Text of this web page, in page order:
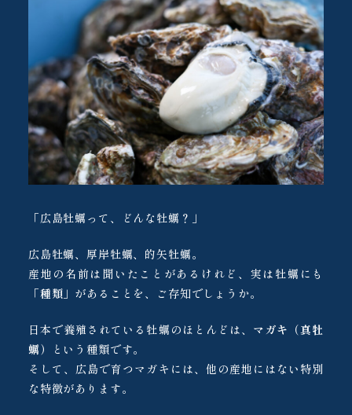
「広島牡蠣って、どんな牡蠣？」
広島牡蠣、厚岸牡蠣、的矢牡蠣。
産地の名前は聞いたことがあるけれど、実は牡蠣にも
「種類 」があることを、ご存知でしょうか。
日本で養殖されている牡蠣のほとんどは、 マガキ（真牡
蠣）
という種類です。
そして、広島で育つマガキには、他の産地にはない特別
な特徴があります。